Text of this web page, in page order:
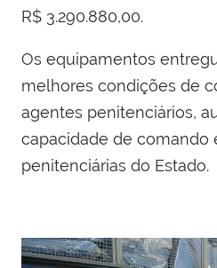
R$ 3.290.880,00.
Os equipamentos
melhores condições de
agentes penitenciários,
capacidade de comando
penitenciárias do Estado.